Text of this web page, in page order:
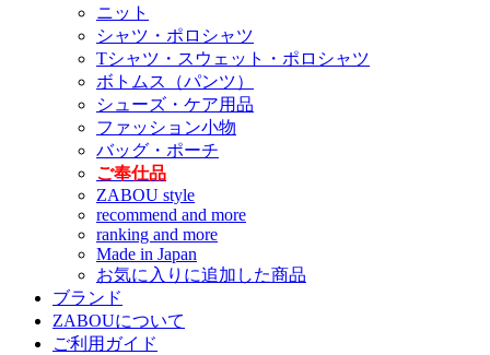
ニット
シャツ・ポロシャツ
Tシャツ・スウェット・ポロシャツ
ボトムス（パンツ）
シューズ・ケア用品
ファッション小物
バッグ・ポーチ
ご奉仕品
ZABOU style
recommend and more
ranking and more
Made in Japan
お気に入りに追加した商品
ブランド
ZABOUについて
ご利用ガイド